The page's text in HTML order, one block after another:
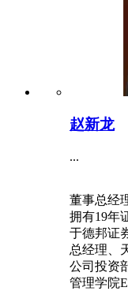
赵新龙
...
董事总经
拥有19年
于德邦证
总经理、
公司投资
管理学院